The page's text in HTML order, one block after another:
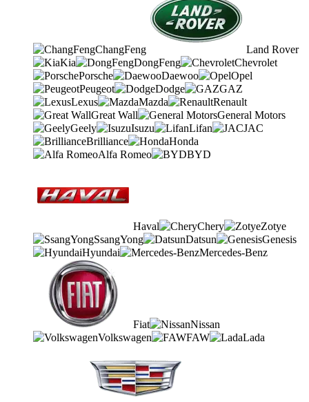
ChangFeng
Land Rover
Kia
DongFeng
Chevrolet
Porsche
Daewoo
Opel
Peugeot
Dodge
GAZ
Lexus
Mazda
Renault
Great Wall
General Motors
Geely
Isuzu Lifan
JAC
Brilliance
Honda
Alfa Romeo
BYD
Haval Chery
Zotye
SsangYong
Datsun
Genesis
Hyundai
Mercedes-Benz
Fiat
Nissan
Volkswagen
FAW Lada